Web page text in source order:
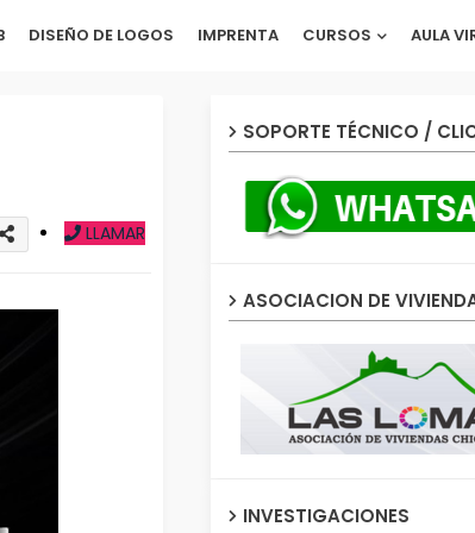
DISEÑO DE LOGOS IMPRENTA CURSOS AULA
LLAMAR
SOPORTE TÉCNICO /
ASOCIACION DE
INVESTIGACIONES